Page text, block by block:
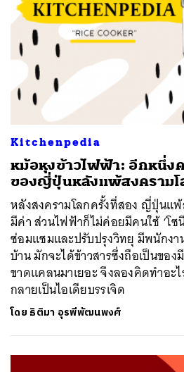
Kitchenpedia
หม้อหุงข้าวไฟฟ้า: อีกหนึ่ง
ของญี่ปุ่นหลังแพ้สงครามโ
หลังสงครามโลกครั้งที่สอง ญี่ปุ่นแพ้
มีค่า ส่วนไฟฟ้าก็ไม่ค่อยมีคนใช้ ‘โซ
ซ่อมแซมและปรับปรุงวิทยุ มีพนักง
บ้าน มักจะได้ข้าวสารซึ่งถือเป็นของ
ขาดแคลนมาเยอะ จึงลองคิดทำอะ
กลายเป็นไอเดียบรรเจิด
โดย ธิติมา อุรพีพัฒนพงศ์